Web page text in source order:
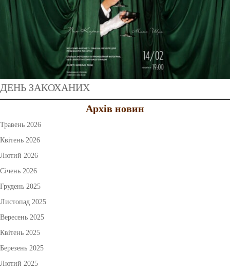
ДЕНЬ ЗАКОХАНИХ
Архів новин
Травень 2026
Квітень 2026
Лютий 2026
Січень 2026
Грудень 2025
Листопад 2025
Вересень 2025
Квітень 2025
Березень 2025
Лютий 2025